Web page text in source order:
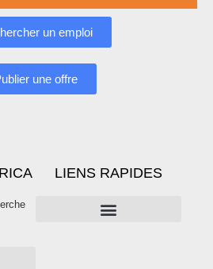
un emploi
une offre
LIENS RAPIDES